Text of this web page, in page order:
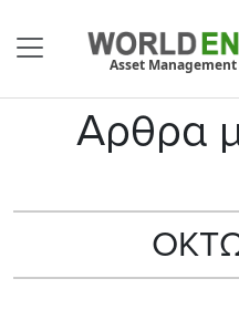
Asset Management
Αρθρα